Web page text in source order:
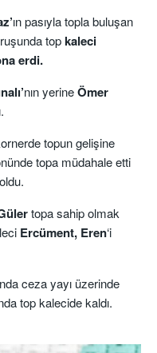
ın pasıyla topla buluşan
topkaleci
erdi.
nın yerineÖmer
topun gelişine
topa müdahale etti
topa sahip olmak
Ercüment, Eren‘i
ceza yayı üzerinde
top kalecide kaldı.